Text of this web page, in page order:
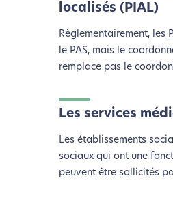
localisés (PIAL)
Règlementairement, les
le PAS, mais le
remplace pas le
Les services
Les établissements
sociaux qui ont une
peuvent être sollicités